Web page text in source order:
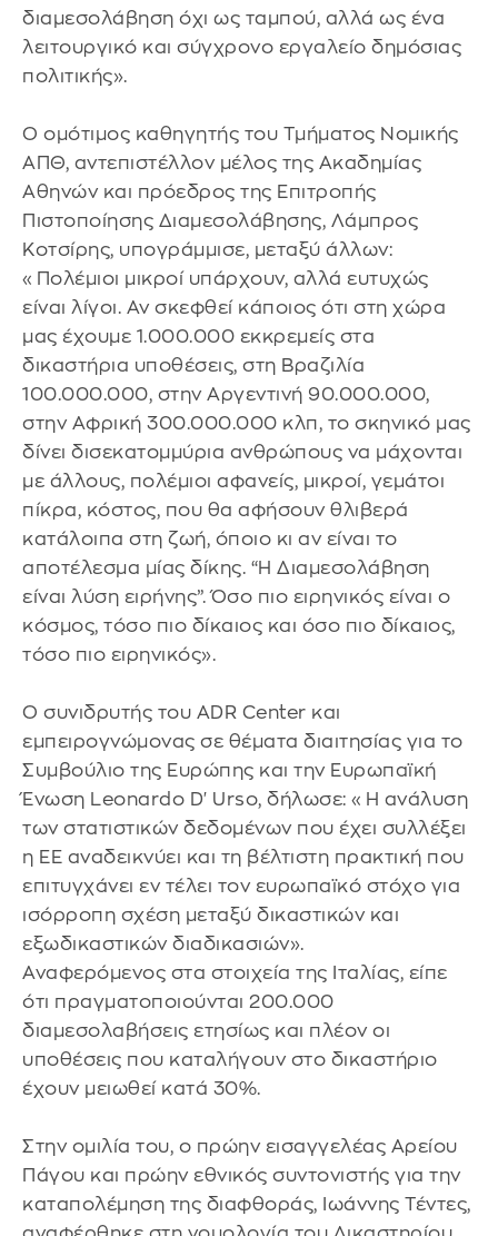
διαμεσολάβηση όχι ως ταμπού, αλλά ως ένα
λειτουργικό και σύγχρονο εργαλείο δημόσιας
πολιτικής».
Ο ομότιμος καθηγητής του Τμήματος Νομικής
ΑΠΘ, αντεπιστέλλον μέλος της Ακαδημίας
Αθηνών και πρόεδρος της Επιτροπής
Πιστοποίησης Διαμεσολάβησης, Λάμπρος
Κοτσίρης, υπογράμμισε, μεταξύ άλλων:
«Πολέμιοι μικροί υπάρχουν, αλλά ευτυχώς
είναι λίγοι. Αν σκεφθεί κάποιος ότι στη χώρα
μας έχουμε 1.000.000 εκκρεμείς στα
δικαστήρια υποθέσεις, στη Βραζιλία
100.000.000, στην Αργεντινή 90.000.000,
στην Αφρική 300.000.000 κλπ, το σκηνικό μας
δίνει δισεκατομμύρια ανθρώπους να μάχονται
με άλλους, πολέμιοι αφανείς, μικροί, γεμάτοι
πίκρα, κόστος, που θα αφήσουν θλιβερά
κατάλοιπα στη ζωή, όποιο κι αν είναι το
αποτέλεσμα μίας δίκης. “H Διαμεσολάβηση
είναι λύση ειρήνης”. Όσο πιο ειρηνικός είναι ο
κόσμος, τόσο πιο δίκαιος και όσο πιο δίκαιος,
τόσο πιο ειρηνικός».
Ο συνιδρυτής του ADR Center και
εμπειρογνώμονας σε θέματα διαιτησίας για το
Συμβούλιο της Ευρώπης και την Ευρωπαϊκή
Ένωση Leonardo D' Urso, δήλωσε: «Η ανάλυση
των στατιστικών δεδομένων που έχει συλλέξει
η ΕΕ αναδεικνύει και τη βέλτιστη πρακτική που
επιτυγχάνει εν τέλει τον ευρωπαϊκό στόχο για
ισόρροπη σχέση μεταξύ δικαστικών και
εξωδικαστικών διαδικασιών».
Αναφερόμενος στα στοιχεία της Ιταλίας, είπε
ότι πραγματοποιούνται 200.000
διαμεσολαβήσεις ετησίως και πλέον οι
υποθέσεις που καταλήγουν στο δικαστήριο
έχουν μειωθεί κατά 30%.
Στην ομιλία του, o πρώην εισαγγελέας Αρείου
Πάγου και πρώην εθνικός συντονιστής για την
καταπολέμηση της διαφθοράς, Ιωάννης Τέντες,